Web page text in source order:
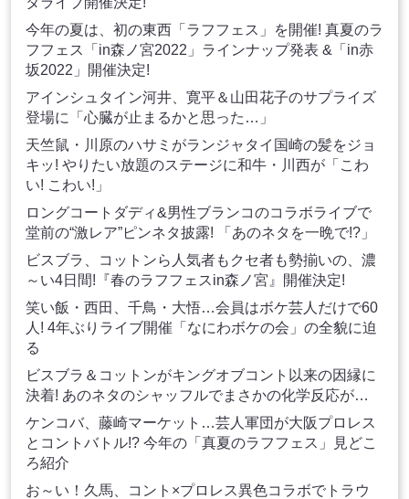
今年の夏は、初の東西「ラフフェス」を開催! 真夏のラ
フフェス「in森ノ宮2022」ラインナップ発表 &「in赤
坂2022」開催決定!
アインシュタイン河井、寛平＆山田花子のサプライズ
登場に「心臓が止まるかと思った…」
天竺鼠・川原のハサミがランジャタイ国崎の髪をジョ
キッ! やりたい放題のステージに和牛・川西が「こわ
い! こわい!」
ロングコートダディ&男性ブランコのコラボライブで
堂前の“激レア”ピンネタ披露! 「あのネタを一晩で!?」
ビスブラ、コットンら人気者もクセ者も勢揃いの、濃
～い4日間!『春のラフフェスin森ノ宮』開催決定!
笑い飯・西田、千鳥・大悟…会員はボケ芸人だけで60
人! 4年ぶりライブ開催「なにわボケの会」の全貌に迫
る
ビスブラ＆コットンがキングオブコント以来の因縁に
決着! あのネタのシャッフルでまさかの化学反応が…
ケンコバ、藤崎マーケット…芸人軍団が大阪プロレス
とコントバトル!? 今年の「真夏のラフフェス」見どこ
ろ紹介
お～い！久馬、コント×プロレス異色コラボでトラウ